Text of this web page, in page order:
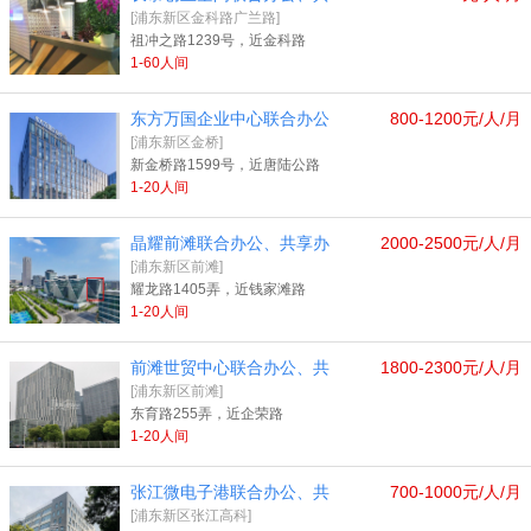
[浦东新区金科路广兰路]
祖冲之路1239号，近金科路
1-60人间
800-1200元/人/月
东方万国企业中心联合办公
[浦东新区金桥]
新金桥路1599号，近唐陆公路
1-20人间
2000-2500元/人/月
晶耀前滩联合办公、共享办
[浦东新区前滩]
耀龙路1405弄，近钱家滩路
1-20人间
1800-2300元/人/月
前滩世贸中心联合办公、共
[浦东新区前滩]
东育路255弄，近企荣路
1-20人间
700-1000元/人/月
张江微电子港联合办公、共
[浦东新区张江高科]